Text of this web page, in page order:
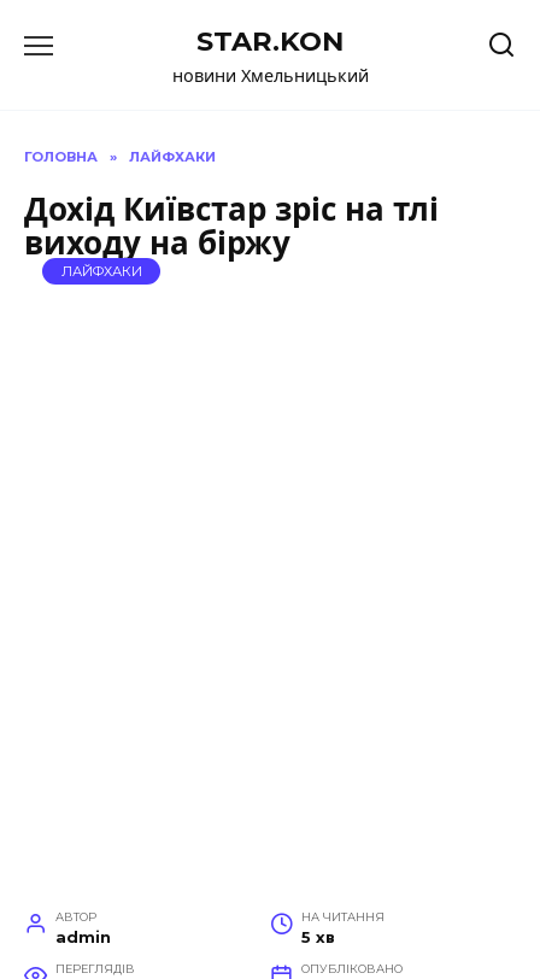
до
STAR.KON
новини Хмельницький
ГОЛОВНА » ЛАЙФХАКИ
Дохід Київстар зріс на тлі
виходу на біржу
ЛАЙФХАКИ
АВТОР
admin
НА ЧИТАННЯ
5 хв
ПЕРЕГЛЯДІВ ОПУБЛІКОВАНО